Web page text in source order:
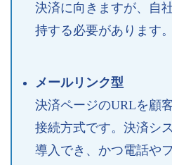
決済に向きますが、自
持する必要があります。
メールリンク型
決済ページのURLを顧
接続方式です。決済シ
導入でき、かつ電話や